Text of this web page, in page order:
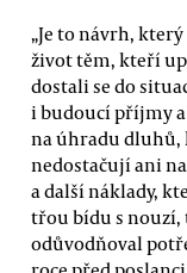
„Je to návrh,
život těm, kteří
dostali se do
i budoucí příjmy
na úhradu dluhů,
nedostačují ani
a další náklady,
třou bídu s nouzí,
odůvodňoval